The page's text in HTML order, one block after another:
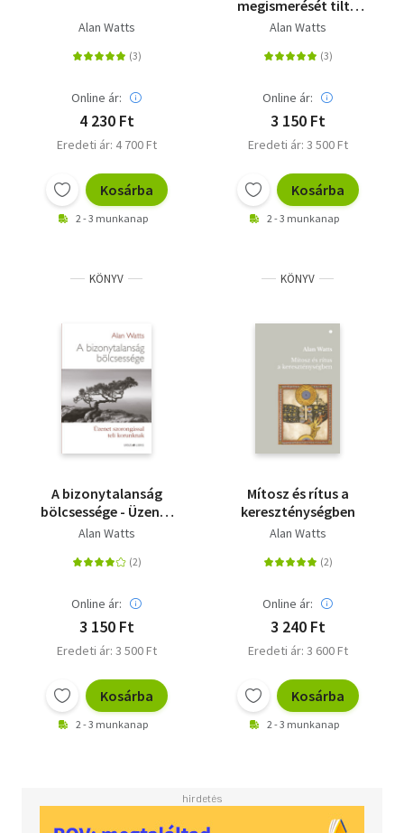
Alan Watts
Online ár:
4 230 Ft
Eredeti ár: 4 700 Ft
Kosárba
2 - 3 munkanap
megismerését tiltó
taburól
Alan Watts
Online ár:
3 150 Ft
Eredeti ár: 3 500 Ft
Kosárba
2 - 3 munkanap
KÖNYV
A bizonytalanság
bölcsessége - Üzenet
szorongással teli
Alan Watts
Online ár:
3 150 Ft
Eredeti ár: 3 500 Ft
Kosárba
2 - 3 munkanap
KÖNYV
Mítosz és rítus a
kereszténységben
Alan Watts
Online ár:
3 240 Ft
Eredeti ár: 3 600 Ft
Kosárba
2 - 3 munkanap